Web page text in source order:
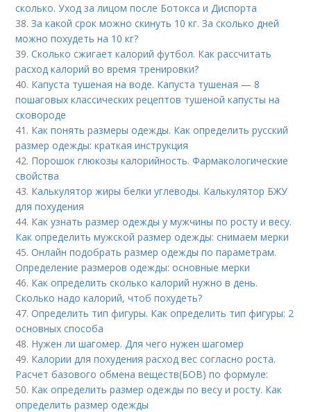
сколько. Уход за лицом после Ботокса и Диспорта
38.За какой срок можно скинуть 10 кг. За сколько дней
можно похудеть на 10 кг?
39.Сколько сжигает калорий футбол. Как рассчитать
расход калорий во время тренировки?
40. Капуста тушеная на воде. Капуста тушеная — 8
пошаговых классических рецептов тушеной капусты на
сковороде
41. Как понять размеры одежды. Как определить русский
размер одежды: краткая инструкция
42. Порошок глюкозы калорийность. Фармакологические
свойства
43. Калькулятор жиры белки углеводы. Калькулятор БЖУ
для похудения
44. Как узнать размер одежды у мужчины по росту и весу.
Как определить мужской размер одежды: снимаем мерки
45.Онлайн подобрать размер одежды по параметрам.
Определение размеров одежды: основные мерки
46. Как определить сколько калорий нужно в день.
Сколько надо калорий, чтоб похудеть?
47.Определить тип фигуры. Как определить тип фигуры: 2
основных способа
48. Нужен ли шагомер. Для чего нужен шагомер
49. Калории для похудения расход вес согласно роста.
Расчет базового обмена веществ(БОВ) по формуле:
50. Как определить размер одежды по весу и росту. Как
определить размер одежды